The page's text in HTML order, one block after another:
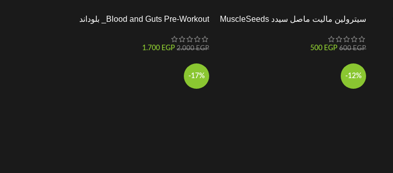
سيترولين ماليت ماصل سيدد MuscleSeeds
600EGP
500 EGP
Blood and Guts Pre-Workout_ بلوداند
2.000EGP
1.700 EGP
-12%
-17%